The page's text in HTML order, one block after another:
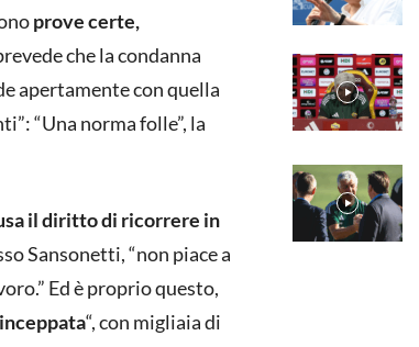
prove certe,
che la condanna
apertamente con quella
“Una norma folle”, la
il diritto di ricorrere in
Sansonetti, “non piace a
Ed è proprio questo,
“, con migliaia di